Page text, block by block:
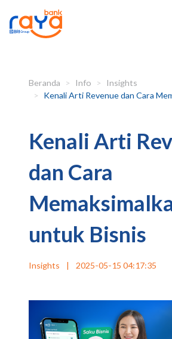
Beranda Info
Insights
Kenali Arti Revenue dan Cara
Kenali Arti
dan Cara
untuk Bisnis
Insights | 2025-05-15 04:17:35